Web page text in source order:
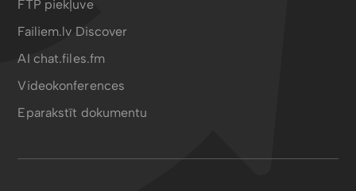
FTP piekļuve
Failiem.lv Discover
AI chat.files.fm
Videokonferences
Eparakstīt dokumentu